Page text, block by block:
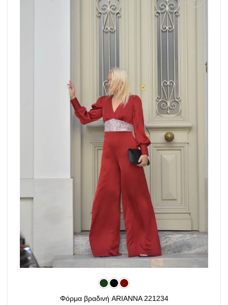
Φόρμα βραδινή ARIANNA 221234